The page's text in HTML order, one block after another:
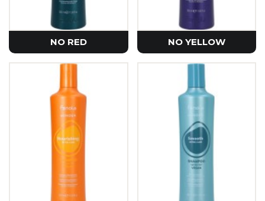
NO RED NO YELLOW